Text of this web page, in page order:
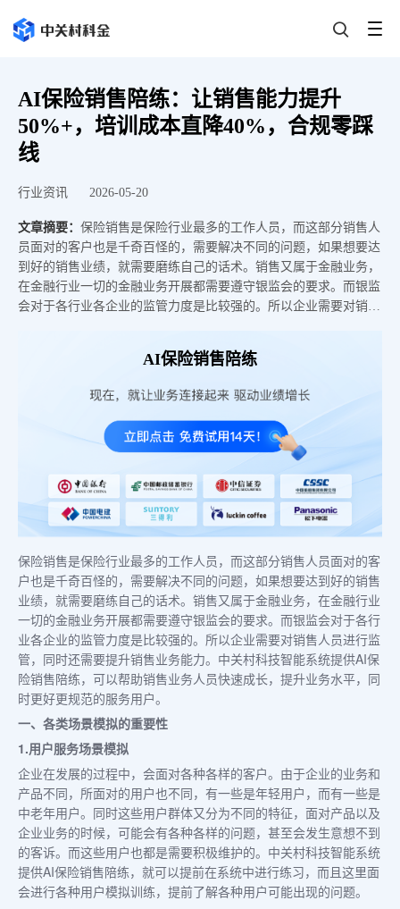
AI保险销售陪练：让销售能力提升
50%+，培训成本直降40%，合规零踩
线
行业资讯 2026-05-20
文章摘要： 保险销售是保险行业最多的工作人员，而这部分销售人
员面对的客户也是千奇百怪的，需要解决不同的问题，如果想要达
到好的销售业绩，就需要磨练自己的话术。销售又属于金融业务，
在金融行业一切的金融业务开展都需要遵守银监会的要求。而银监
会对于各行业各企业的监管力度是比较强的。所以企业需要对销售
AI保险销售陪练
保险销售是保险行业最多的工作人员，而这部分销售人员面对的客
户也是千奇百怪的，需要解决不同的问题，如果想要达到好的销售
业绩，就需要磨练自己的话术。销售又属于金融业务，在金融行业
一切的金融业务开展都需要遵守银监会的要求。而银监会对于各行
业各企业的监管力度是比较强的。所以企业需要对销售人员进行监
管，同时还需要提升销售业务能力。中关村科技智能系统提供AI保
险销售陪练，可以帮助销售业务人员快速成长，提升业务水平，同
时更好更规范的服务用户。
一、各类场景模拟的重要性
1.用户服务场景模拟
企业在发展的过程中，会面对各种各样的客户。由于企业的业务和
产品不同，所面对的用户也不同，有一些是年轻用户，而有一些是
中老年用户。同时这些用户群体又分为不同的特征，面对产品以及
企业业务的时候，可能会有各种各样的问题，甚至会发生意想不到
的客诉。而这些用户也都是需要积极维护的。中关村科技智能系统
提供AI保险销售陪练，就可以提前在系统中进行练习，而且这里面
会进行各种用户模拟训练，提前了解各种用户可能出现的问题。